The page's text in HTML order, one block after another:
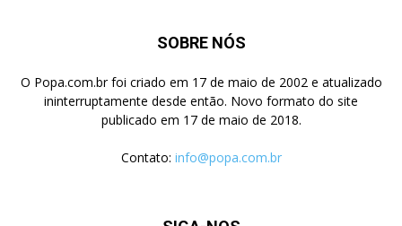
SOBRE NÓS
O Popa.com.br foi criado em 17 de maio de 2002 e atualizado
ininterruptamente desde então. Novo formato do site
publicado em 17 de maio de 2018.
Contato: info@popa.com.br